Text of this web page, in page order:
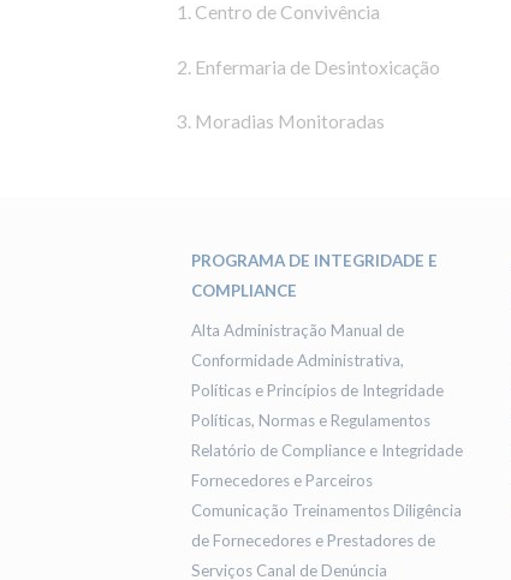
1. Centro de Convivência
2. Enfermaria de Desintoxicação
3. Moradias Monitoradas
PROGRAMA DE INTEGRIDADE E
COMPLIANCE
Alta Administração Manual de
Conformidade Administrativa,
Políticas e Princípios de Integridade
Políticas, Normas e Regulamentos
Relatório de Compliance e Integridade
Fornecedores e Parceiros
Comunicação Treinamentos Diligência
de Fornecedores e Prestadores de
Serviços Canal de Denúncia